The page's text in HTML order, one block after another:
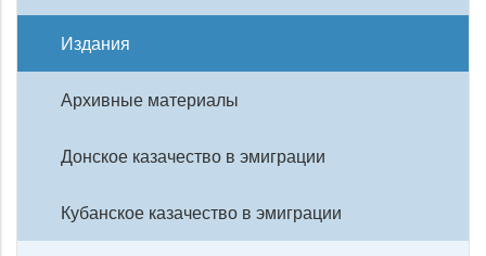
Издания
Архивные материалы
Донское казачество в эмиграции
Кубанское казачество в эмиграции